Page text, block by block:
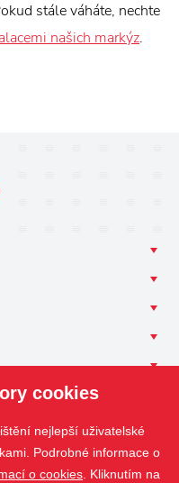
stále váháte, nechte
našich markýz.
cookies
nejlepší uživatelské
Podrobné informace o
o cookies . Kliknutím na